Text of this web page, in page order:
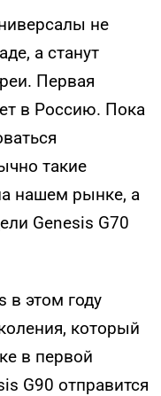
не
а станут
Первая
в Россию. Пока
такие
нашем рынке, а
Genesis G70
в этом году
который
в первой
G90 отправится